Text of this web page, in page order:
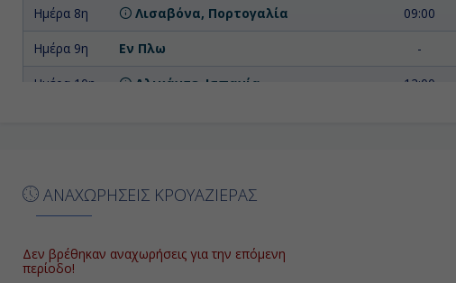
Ημέρα 8η Λισαβόνα, Πορτογαλία 09:00
Ημέρα 9η Εν Πλω -
Ημέρα 10η Αλικάντε, Ισπανία 12:00
ΑΝΑΧΩΡΗΣΕΙΣ ΚΡΟΥΑΖΙΕΡΑΣ
Δεν βρέθηκαν αναχωρήσεις για την επόμενη
περίοδο!